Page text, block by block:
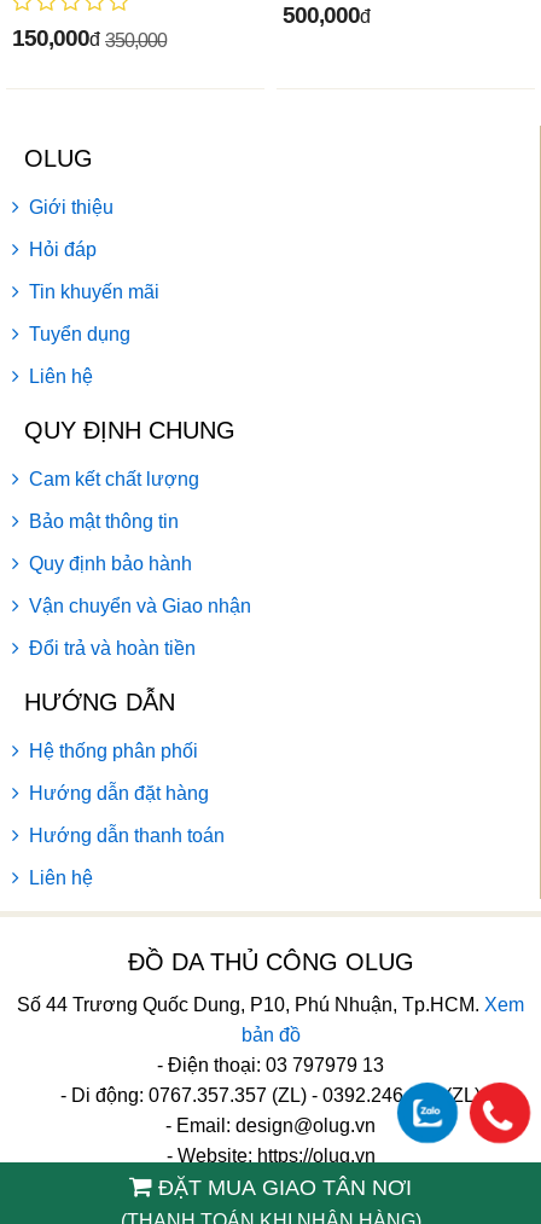
ĐẶT MUA GIAO TÂN NƠI
150,000đ 350,000
500,000đ
OLUG
Giới thiệu
Hỏi đáp
Tin khuyến mãi
Tuyển dụng
Liên hệ
QUY ĐỊNH CHUNG
Cam kết chất lượng
Bảo mật thông tin
Quy định bảo hành
Vận chuyển và Giao nhận
Đổi trả và hoàn tiền
HƯỚNG DẪN
Hệ thống phân phối
Hướng dẫn đặt hàng
Hướng dẫn thanh toán
Liên hệ
ĐỒ DA THỦ CÔNG OLUG
Số 44 Trương Quốc Dung, P10, Phú Nhuận, Tp.HCM. Xem
bản đồ
- Điện thoại: 03 797979 13
- Di động: 0767.357.357 (ZL) - 0392.246.246 (ZL)
- Email: design@olug.vn
- Website: https://olug.vn